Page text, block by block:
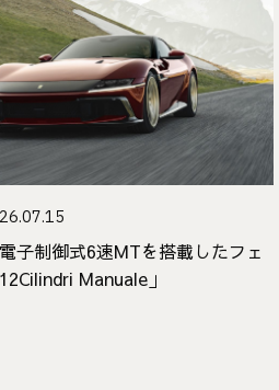
子制御式6速MTを搭載したフェ
Manuale」